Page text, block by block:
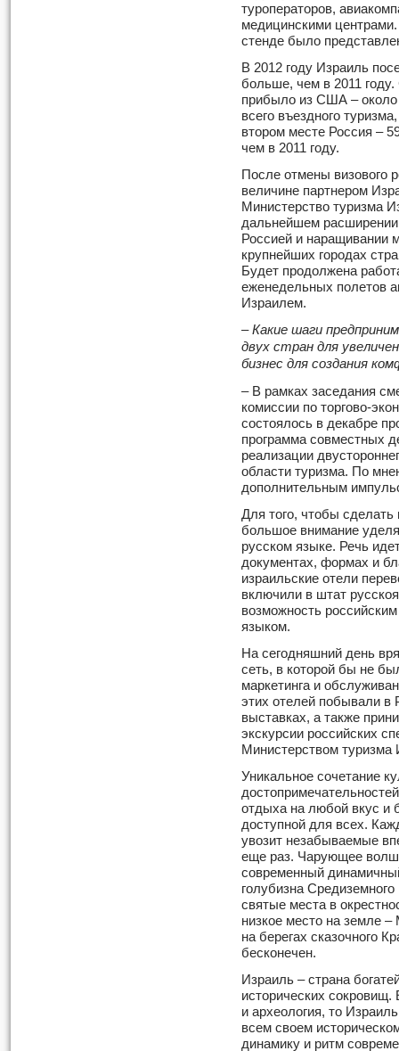
туроператоров,
медицинскими
стенде было
В 2012 году Израиль
больше, чем в 2011
прибыло из США – около
всего въездного
втором месте Россия –
чем в 2011 году.
После отмены визового
величине партнером
Министерство туризма
дальнейшем расширении
Россией и наращивании
крупнейших городах
Будет продолжена
еженедельных полетов
Израилем.
– Какие шаги
двух стран для
бизнес для создания
– В рамках заседания
комиссии по торгово-
состоялось в декабре
программа совместных
реализации
области туризма. По
дополнительным
Для того, чтобы
большое внимание
русском языке. Речь
документах, формах и
израильские отели
включили в штат
возможность
языком.
На сегодняшний день
сеть, в которой бы не
маркетинга и
этих отелей побывали в
выставках, а также
экскурсии российских
Министерством туризма
Уникальное сочетание
отдыха на любой вкус и
доступной для всех.
увозит незабываемые
еще раз. Чарующее
современный
голубизна
святые места в
низкое место на земле
на берегах сказочного
бесконечен.
Израиль – страна
исторических сокровищ.
и археология, то
всем своем
динамику и ритм